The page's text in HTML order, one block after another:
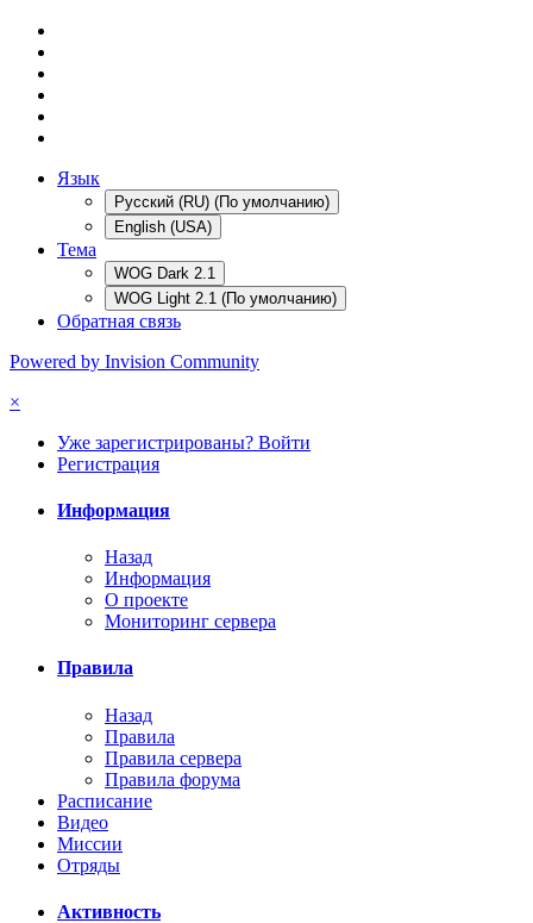
Язык
Русский (RU) (По умолчанию)
English (USA)
Тема
WOG Dark 2.1
WOG Light 2.1 (По умолчанию)
Обратная связь
Powered by Invision Community
×
Уже зарегистрированы? Войти
Регистрация
Информация
Назад
Информация
О проекте
Мониторинг сервера
Правила
Назад
Правила
Правила сервера
Правила форума
Расписание
Видео
Миссии
Отряды
Активность